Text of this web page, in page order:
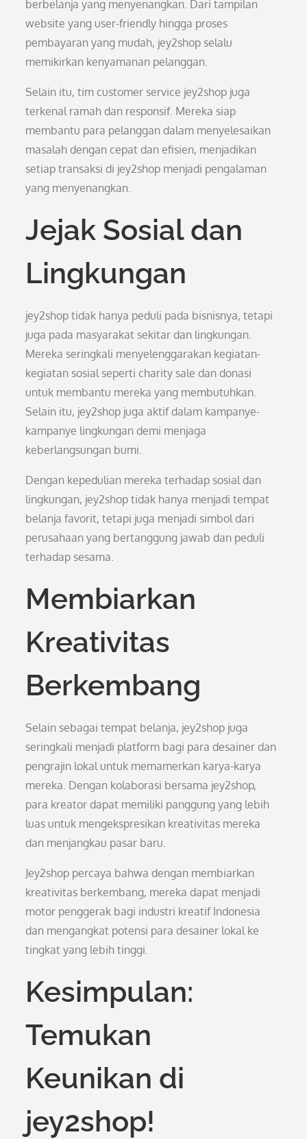
berbelanja yang menyenangkan. Dari tampilan
website yang user-friendly hingga proses
pembayaran yang mudah, jey2shop selalu
memikirkan kenyamanan pelanggan.
Selain itu, tim customer service jey2shop juga
terkenal ramah dan responsif. Mereka siap
membantu para pelanggan dalam menyelesaikan
masalah dengan cepat dan efisien, menjadikan
setiap transaksi di jey2shop menjadi pengalaman
yang menyenangkan.
Jejak Sosial dan
Lingkungan
jey2shop tidak hanya peduli pada bisnisnya, tetapi
juga pada masyarakat sekitar dan lingkungan.
Mereka seringkali menyelenggarakan kegiatan-
kegiatan sosial seperti charity sale dan donasi
untuk membantu mereka yang membutuhkan.
Selain itu, jey2shop juga aktif dalam kampanye-
kampanye lingkungan demi menjaga
keberlangsungan bumi.
Dengan kepedulian mereka terhadap sosial dan
lingkungan, jey2shop tidak hanya menjadi tempat
belanja favorit, tetapi juga menjadi simbol dari
perusahaan yang bertanggung jawab dan peduli
terhadap sesama.
Membiarkan
Kreativitas
Berkembang
Selain sebagai tempat belanja, jey2shop juga
seringkali menjadi platform bagi para desainer dan
pengrajin lokal untuk memamerkan karya-karya
mereka. Dengan kolaborasi bersama jey2shop,
para kreator dapat memiliki panggung yang lebih
luas untuk mengekspresikan kreativitas mereka
dan menjangkau pasar baru.
Jey2shop percaya bahwa dengan membiarkan
kreativitas berkembang, mereka dapat menjadi
motor penggerak bagi industri kreatif Indonesia
dan mengangkat potensi para desainer lokal ke
tingkat yang lebih tinggi.
Kesimpulan:
Temukan
Keunikan di
jey2shop!